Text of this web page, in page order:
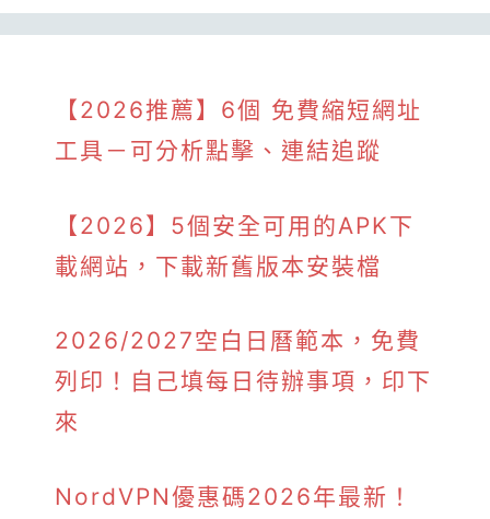
【2026推薦】6個 免費縮短網址
工具－可分析點擊、連結追蹤
【2026】5個安全可用的APK下
載網站，下載新舊版本安裝檔
2026/2027空白日曆範本，免費
列印！自己填每日待辦事項，印下
來
NordVPN優惠碼2026年最新！